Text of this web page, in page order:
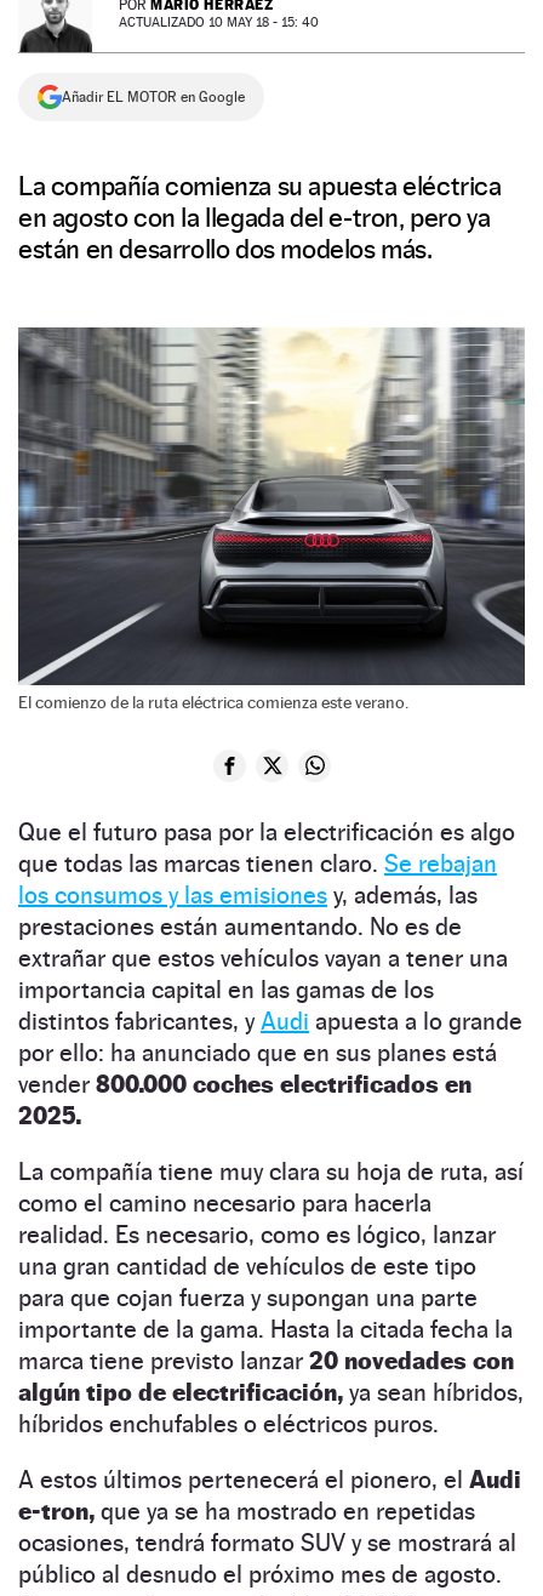
NEWSLETTER
SÍGUENOS
POR MARIO HERRÁEZ
ACTUALIZADO 10 MAY 18 - 15: 40
Añadir EL MOTOR en Google
La compañía comienza su apuesta eléctrica
en agosto con la llegada del e-tron, pero ya
están en desarrollo dos modelos más.
El comienzo de la ruta eléctrica comienza este verano.
Que el futuro pasa por la electrificación es algo
que todas las marcas tienen claro. Se rebajan
los consumos y las emisiones y, además, las
prestaciones están aumentando. No es de
extrañar que estos vehículos vayan a tener una
importancia capital en las gamas de los
distintos fabricantes, yAudi apuesta a lo grande
por ello: ha anunciado que en sus planes está
vender 800.000 coches electrificados en
2025.
La compañía tiene muy clara su hoja de ruta, así
como el camino necesario para hacerla
realidad. Es necesario, como es lógico, lanzar
una gran cantidad de vehículos de este tipo
para que cojan fuerza y supongan una parte
importante de la gama. Hasta la citada fecha la
marca tiene previsto lanzar 20 novedades con
algún tipo de electrificación, ya sean híbridos,
híbridos enchufables o eléctricos puros.
A estos últimos pertenecerá el pionero, el Audi
e-tron, que ya se ha mostrado en repetidas
ocasiones, tendrá formato SUV y se mostrará al
público al desnudo el próximo mes de agosto.